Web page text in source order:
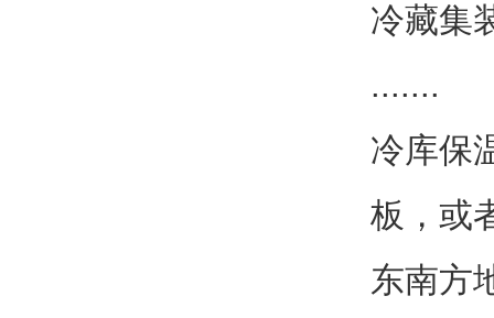
冷藏集
.......
冷库保
板，或
东南方